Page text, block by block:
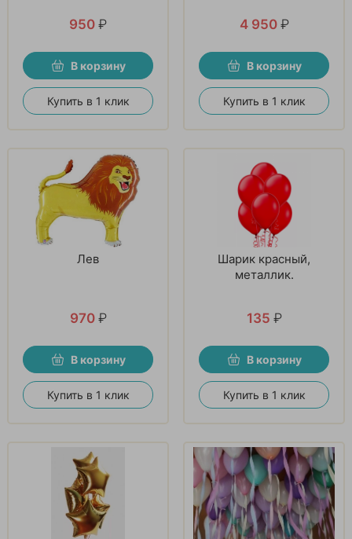
950 ₽
В корзину
Купить в 1 клик
4 950 ₽
В корзину
Купить в 1 клик
Лев
970 ₽
В корзину
Купить в 1 клик
Шарик красный,
металлик.
135 ₽
В корзину
Купить в 1 клик